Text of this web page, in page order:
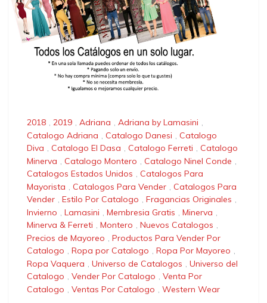
2018 , 2019 , Adriana , Adriana by Lamasini ,
Catalogo Adriana , Catalogo Danesi , Catalogo
Diva , Catalogo El Dasa , Catalogo Ferreti , Catalogo
Minerva , Catalogo Montero , Catalogo Ninel Conde ,
Catalogos Estados Unidos , Catalogos Para
Mayorista , Catalogos Para Vender , Catalogos Para
Vender , Estilo Por Catalogo , Fragancias Originales ,
Invierno , Lamasini , Membresia Gratis , Minerva ,
Minerva & Ferreti , Montero , Nuevos Catalogos ,
Precios de Mayoreo , Productos Para Vender Por
Catalogo , Ropa por Catalogo , Ropa Por Mayoreo ,
Ropa Vaquera , Universo de Catalogos , Universo del
Catalogo , Vender Por Catalogo , Venta Por
Catalogo , Ventas Por Catalogo , Western Wear